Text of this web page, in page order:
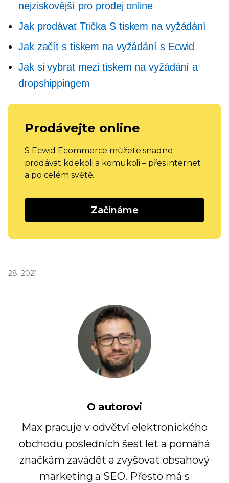
nejziskovější pro prodej online
Jak prodávat Trička S tiskem na vyžádání
Jak začít s tiskem na vyžádání s Ecwid
Jak si vybrat mezi tiskem na vyžádání a
dropshippingem
Prodávejte online
S Ecwid Ecommerce můžete snadno
prodávat kdekoli a komukoli – přes internet
a po celém světě.
Začínáme
28. 2021
O autorovi
Max pracuje v odvětví elektronického
obchodu posledních šest let a pomáhá
značkám zavádět a zvyšovat obsahový
marketing a SEO. Přesto má s